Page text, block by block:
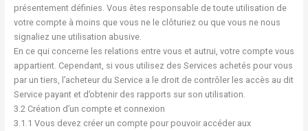
présentement définies. Vous êtes responsable de toute utilisation de
votre compte à moins que vous ne le clôturiez ou que vous ne nous
signaliez une utilisation abusive.
En ce qui concerne les relations entre vous et autrui, votre compte vous
appartient. Cependant, si vous utilisez des Services achetés pour vous
par un tiers, l’acheteur du Service a le droit de contrôler les accès au dit
Service payant et d’obtenir des rapports sur son utilisation.
3.2 Création d’un compte et connexion
3.1.1 Vous devez créer un compte pour pouvoir accéder aux